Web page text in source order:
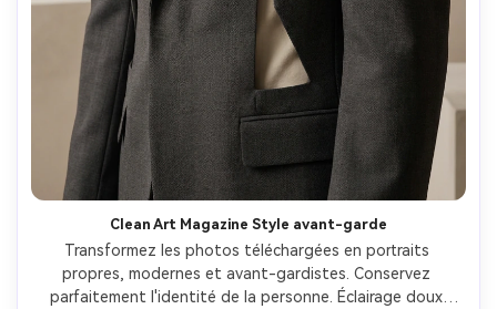
Clean Art Magazine Style avant-garde
Transformez les photos téléchargées en portraits
propres, modernes et avant-gardistes. Conservez
parfaitement l'identité de la personne. Éclairage doux